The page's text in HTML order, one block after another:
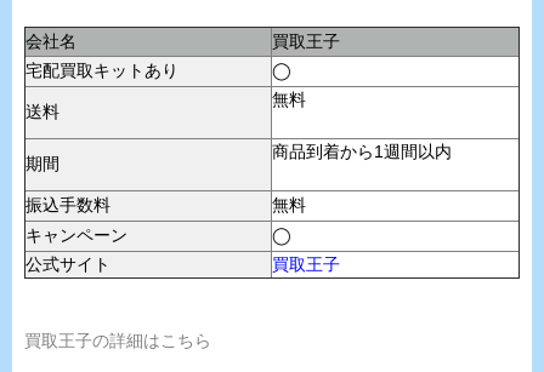
会社名
買取王子
宅配買取キットあり
◯
送料
無料
期間
商品到着から1週間以内
振込手数料
無料
キャンペーン
◯
公式サイト
買取王子
買取王子の詳細はこちら